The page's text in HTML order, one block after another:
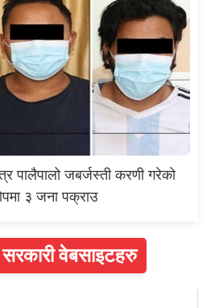
पालैपालो जबर्जस्ती करणी गरेको
३ जना पक्राउ
सरकारी वेबसाइटहरु